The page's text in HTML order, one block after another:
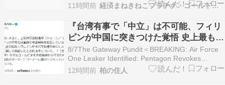
工事の差し止めを命じた一審の判断を支持した。
ホワイトハウスの東棟を解体したうえ建設が進め
られている宴会場を巡っては、アメリカの歴史的
建造物の保存に取り組む非営利団体が 議会の承認
など必要な…
11時間前 経済まねきねこプラチナ・ゴールド情報
『台湾有事で「中立」は不可能、フィリ
ピンが中国に突きつけた覚悟 史上最も広
範な「バリカタン26」が映し出す、第一
列島線防衛の実戦態勢』（8/7JBプレス
樋口譲次）について
8/7The Gateway Pundit＜BREAKING: Air Force
One Leaker Identified: Pentagon Revokes
Access to Classified Information for Biden-Era Air
Force S…
12時間前 柏の住人